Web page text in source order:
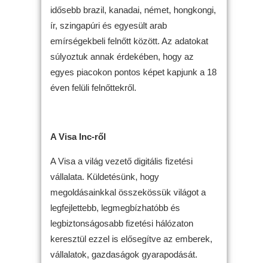
idősebb brazil, kanadai, német, hongkongi,
ír, szingapúri és egyesült arab
emírségekbeli felnőtt között. Az adatokat
súlyoztuk annak érdekében, hogy az
egyes piacokon pontos képet kapjunk a 18
éven felüli felnőttekről.
A Visa Inc-ről
A Visa a világ vezető digitális fizetési
vállalata. Küldetésünk, hogy
megoldásainkkal összekössük világot a
legfejlettebb, legmegbízhatóbb és
legbiztonságosabb fizetési hálózaton
keresztül ezzel is elősegítve az emberek,
vállalatok, gazdaságok gyarapodását.